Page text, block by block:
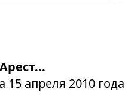
15 апреля 2010 года